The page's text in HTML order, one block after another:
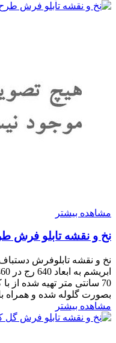
مشاهده بیشتر
نخ و نقشه تابلو فرش
70 سانتی متر تهیه شده
بصورت گلوله شده و همراه
مشاهده بیشتر